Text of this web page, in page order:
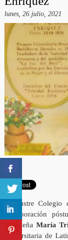
lunes, 26 julio, 2021
El Ilustre Colegio
incorporación
cusqueña María
universitaria de